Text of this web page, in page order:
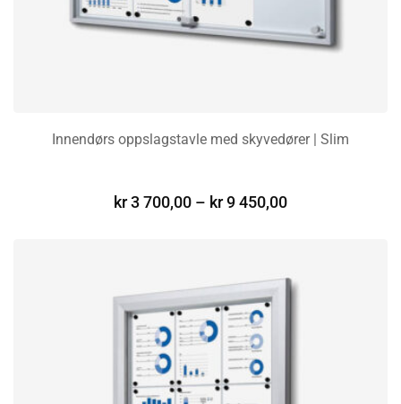
Innendørs oppslagstavle med skyvedører | Slim
kr3 700,00 – kr9 450,00